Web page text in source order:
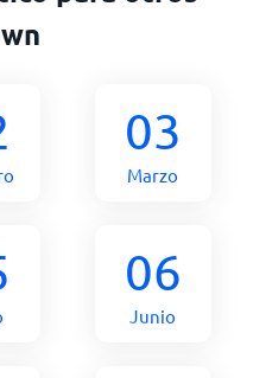
03
Marzo
06
Junio